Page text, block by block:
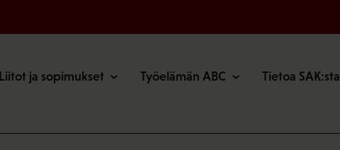
Liitot ja sopimukset Työelämän ABC Tietoa SAK:sta